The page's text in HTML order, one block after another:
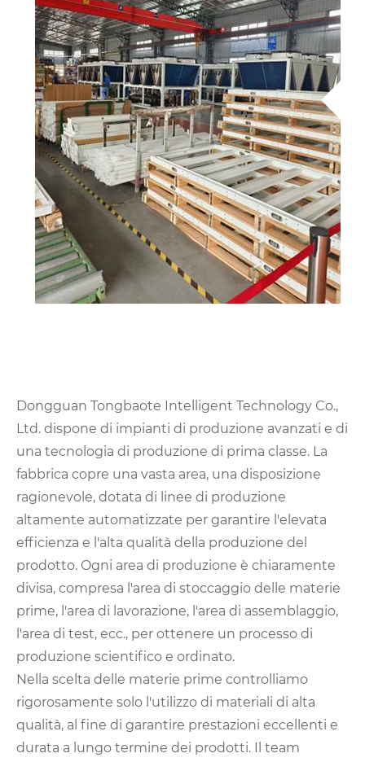
Dongguan Tongbaote Intelligent Technology Co.,
Ltd. dispone di impianti di produzione avanzati e di
una tecnologia di produzione di prima classe. La
fabbrica copre una vasta area, una disposizione
ragionevole, dotata di linee di produzione
altamente automatizzate per garantire l'elevata
efficienza e l'alta qualità della produzione del
prodotto. Ogni area di produzione è chiaramente
divisa, compresa l'area di stoccaggio delle materie
prime, l'area di lavorazione, l'area di assemblaggio,
l'area di test, ecc., per ottenere un processo di
produzione scientifico e ordinato.
Nella scelta delle materie prime controlliamo
rigorosamente solo l'utilizzo di materiali di alta
qualità, al fine di garantire prestazioni eccellenti e
durata a lungo termine dei prodotti. Il team